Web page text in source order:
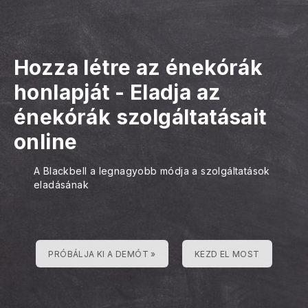
Hozza létre az énekórák
honlapját - Eladja az
énekórák szolgáltatásait
online
A Blackbell a legnagyobb módja a szolgáltatások
eladásának
PRÓBÁLJA KI A DEMÓT » KEZD EL MOST